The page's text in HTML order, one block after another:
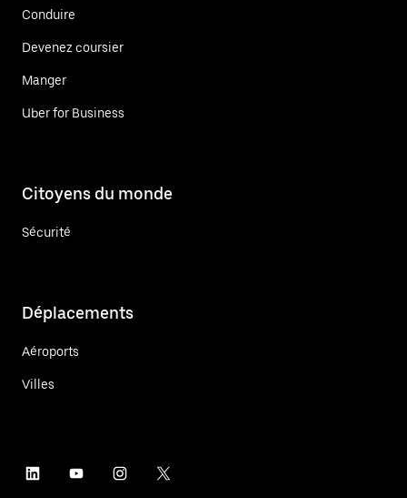
Conduire
Devenez coursier
Manger
Uber for Business
Citoyens du monde
Sécurité
Déplacements
Aéroports
Villes